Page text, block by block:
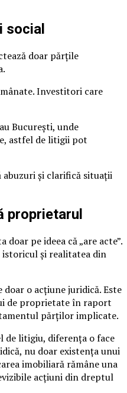
social
doar părțile
Investitori care
București, unde
astfel de litigii pot
abuzuri și clarifică situații
proprietarul
pe ideea că „are acte”.
și realitatea din
o acțiune juridică. Este
de proprietate în raport
părților implicate.
de litigiu, diferența o face
nu doar existența unui
imobiliară rămâne una
acțiuni din dreptul